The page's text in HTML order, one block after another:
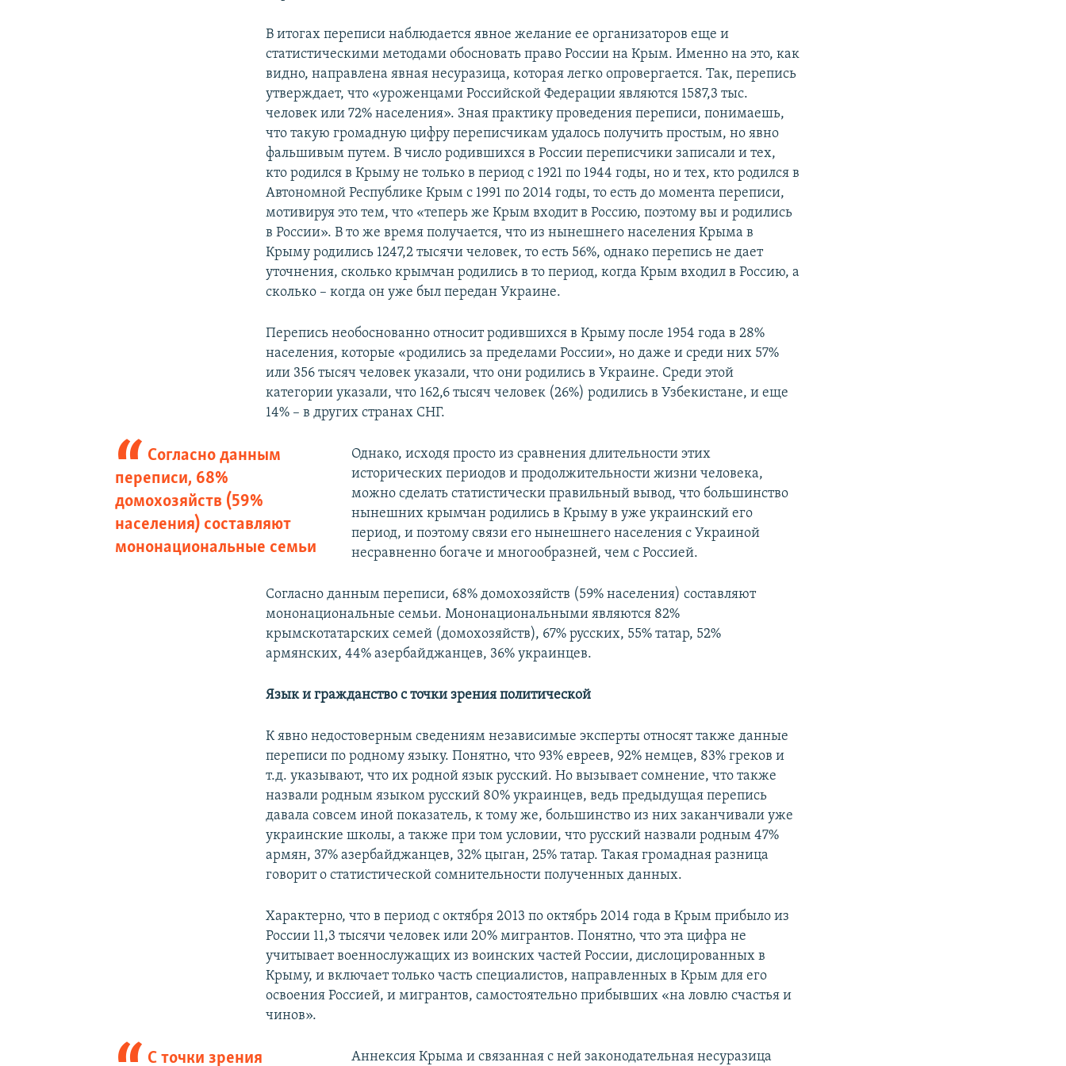
В итогах переписи наблюдается явное желание ее организаторов еще и
статистическими методами обосновать право России на Крым. Именно на это, как
видно, направлена явная несуразица, которая легко опровергается. Так, перепись
утверждает, что «уроженцами Российской Федерации являются 1587,3 тыс.
человек или 72% населения». Зная практику проведения переписи, понимаешь,
что такую громадную цифру переписчикам удалось получить простым, но явно
фальшивым путем. В число родившихся в России переписчики записали и тех,
кто родился в Крыму не только в период с 1921 по 1944 годы, но и тех, кто родился в
Автономной Республике Крым с 1991 по 2014 годы, то есть до момента переписи,
мотивируя это тем, что «теперь же Крым входит в Россию, поэтому вы и родились
в России». В то же время получается, что из нынешнего населения Крыма в
Крыму родились 1247,2 тысячи человек, то есть 56%, однако перепись не дает
уточнения, сколько крымчан родились в то период, когда Крым входил в Россию, а
сколько – когда он уже был передан Украине.
Перепись необоснованно относит родившихся в Крыму после 1954 года в 28%
населения, которые «родились за пределами России», но даже и среди них 57%
или 356 тысяч человек указали, что они родились в Украине. Среди этой
категории указали, что 162,6 тысяч человек (26%) родились в Узбекистане, и еще
14% – в других странах СНГ.
Согласно данным
переписи, 68%
домохозяйств (59%
населения) составляют
мононациональные семьи
Однако, исходя просто из сравнения длительности этих
исторических периодов и продолжительности жизни человека,
можно сделать статистически правильный вывод, что большинство
нынешних крымчан родились в Крыму в уже украинский его
период, и поэтому связи его нынешнего населения с Украиной
несравненно богаче и многообразней, чем с Россией.
Согласно данным переписи, 68% домохозяйств (59% населения) составляют
мононациональные семьи. Мононациональными являются 82%
крымскотатарских семей (домохозяйств), 67% русских, 55% татар, 52%
армянских, 44% азербайджанцев, 36% украинцев.
Язык и гражданство с точки зрения политической
К явно недостоверным сведениям независимые эксперты относят также данные
переписи по родному языку. Понятно, что 93% евреев, 92% немцев, 83% греков и
т.д. указывают, что их родной язык русский. Но вызывает сомнение, что также
назвали родным языком русский 80% украинцев, ведь предыдущая перепись
давала совсем иной показатель, к тому же, большинство из них заканчивали уже
украинские школы, а также при том условии, что русский назвали родным 47%
армян, 37% азербайджанцев, 32% цыган, 25% татар. Такая громадная разница
говорит о статистической сомнительности полученных данных.
Характерно, что в период с октября 2013 по октябрь 2014 года в Крым прибыло из
России 11,3 тысячи человек или 20% мигрантов. Понятно, что эта цифра не
учитывает военнослужащих из воинских частей России, дислоцированных в
Крыму, и включает только часть специалистов, направленных в Крым для его
освоения Россией, и мигрантов, самостоятельно прибывших «на ловлю счастья и
чинов».
С точки зрения Аннексия Крыма и связанная с ней законодательная несуразица